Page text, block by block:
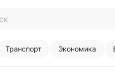
Транспорт Экономика